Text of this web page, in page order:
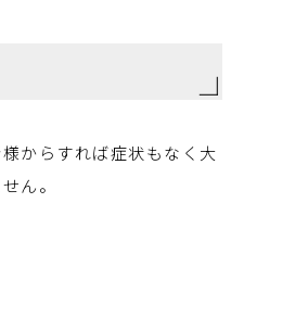
からすれば症状もなく大
ん。